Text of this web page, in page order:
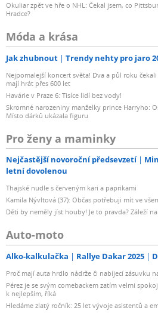
Okuliar zpět ve hře o NHL: Čekal jsem, co
Hradce?
Móda a krása
Jak zhubnout Trendy nehty pro jaro
Nejpomalejší koncert světa! Dva a půl roku
mají hrát přes 600 let
Havárie v Praze 6: Tisíce lidí bez vody!
Skromné narozeniny manželky prince Harryho:
Místo dárků ukázala figuru
Pro ženy a maminky
Nejčastější novoroční předsevzetí
letní dovolenou
Thajské nudle s červeným kari a paprikami
Kamila Nývltová (37): Občas potřebuji mít ve
Děti by neměly jíst houby! Je to pravda? Záleží
Auto-moto
Alko-kalkulačka Rallye Dakar 2025
Proč mají auta hrdlo nádrže či nabíjecí zásuvku
Pérez je se svým comebackem zatím velmi
k nejlepším, říká
Hledáme zlatý ročník: 25 let vývoje asistentů a